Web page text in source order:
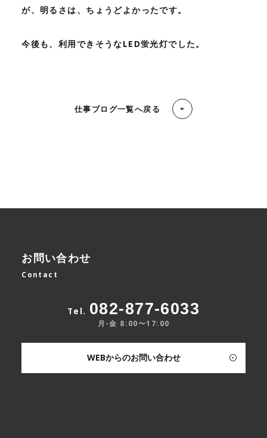
が、明るさは、ちょうどよかったです。
今後も、利用できそうなLED蛍光灯でした。
仕事ブログ一覧へ戻る
お問い合わせ
Contact
Tel. 082-877-6033
月-金 8:00〜17:00
WEBからのお問い合わせ